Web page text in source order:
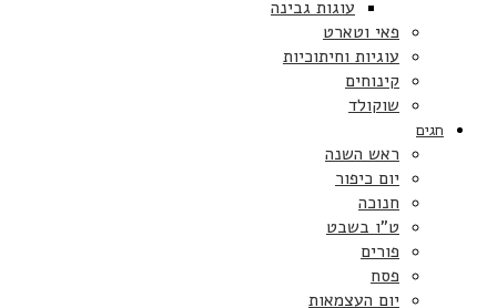
עוגות גבינה
פאי וטארט
עוגיות וחיתוכיות
קינוחים
שוקולד
חגים
ראש השנה
יום כיפור
חנוכה
ט”ו בשבט
פורים
פסח
יום העצמאות